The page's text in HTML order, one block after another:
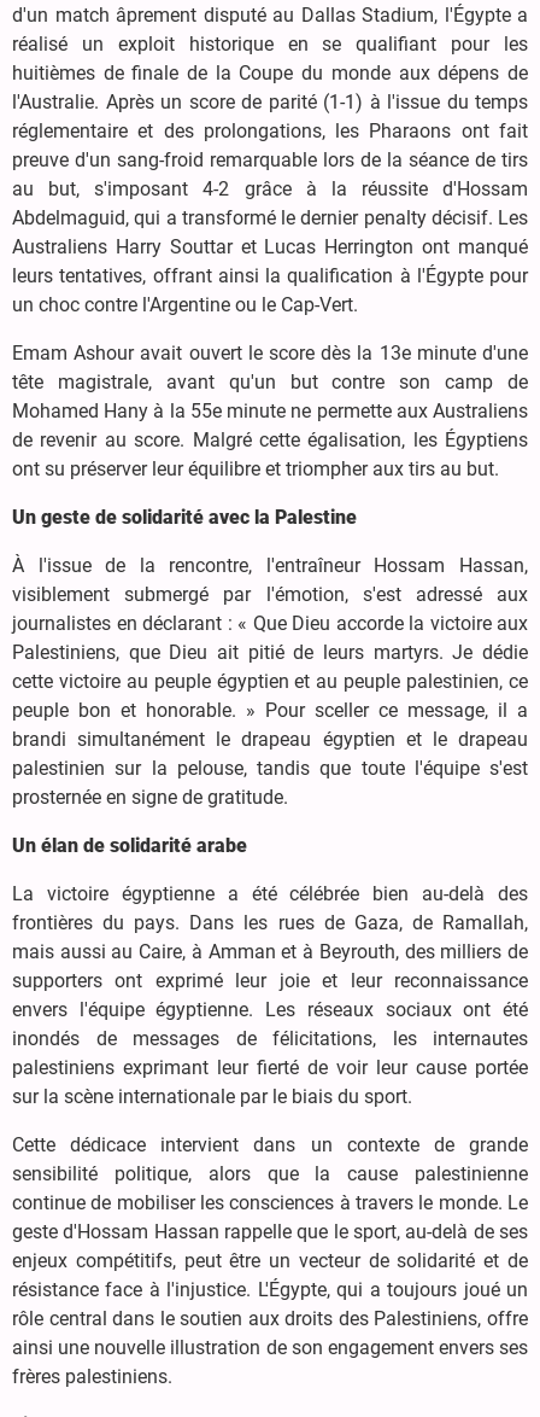
d'un match âprement disputé au Dallas Stadium, l'Égypte a
réalisé un exploit historique en se qualifiant pour les
huitièmes de finale de la Coupe du monde aux dépens de
l'Australie. Après un score de parité (1-1) à l'issue du temps
réglementaire et des prolongations, les Pharaons ont fait
preuve d'un sang-froid remarquable lors de la séance de tirs
au but, s'imposant 4-2 grâce à la réussite d'Hossam
Abdelmaguid, qui a transformé le dernier penalty décisif. Les
Australiens Harry Souttar et Lucas Herrington ont manqué
leurs tentatives, offrant ainsi la qualification à l'Égypte pour
un choc contre l'Argentine ou le Cap-Vert.
Emam Ashour avait ouvert le score dès la 13e minute d'une
tête magistrale, avant qu'un but contre son camp de
Mohamed Hany à la 55e minute ne permette aux Australiens
de revenir au score. Malgré cette égalisation, les Égyptiens
ont su préserver leur équilibre et triompher aux tirs au but.
Un geste de solidarité avec la Palestine
À l'issue de la rencontre, l'entraîneur Hossam Hassan,
visiblement submergé par l'émotion, s'est adressé aux
journalistes en déclarant : « Que Dieu accorde la victoire aux
Palestiniens, que Dieu ait pitié de leurs martyrs. Je dédie
cette victoire au peuple égyptien et au peuple palestinien, ce
peuple bon et honorable. » Pour sceller ce message, il a
brandi simultanément le drapeau égyptien et le drapeau
palestinien sur la pelouse, tandis que toute l'équipe s'est
prosternée en signe de gratitude.
Un élan de solidarité arabe
La victoire égyptienne a été célébrée bien au-delà des
frontières du pays. Dans les rues de Gaza, de Ramallah,
mais aussi au Caire, à Amman et à Beyrouth, des milliers de
supporters ont exprimé leur joie et leur reconnaissance
envers l'équipe égyptienne. Les réseaux sociaux ont été
inondés de messages de félicitations, les internautes
palestiniens exprimant leur fierté de voir leur cause portée
sur la scène internationale par le biais du sport.
Cette dédicace intervient dans un contexte de grande
sensibilité politique, alors que la cause palestinienne
continue de mobiliser les consciences à travers le monde. Le
geste d'Hossam Hassan rappelle que le sport, au-delà de ses
enjeux compétitifs, peut être un vecteur de solidarité et de
résistance face à l'injustice. L'Égypte, qui a toujours joué un
rôle central dans le soutien aux droits des Palestiniens, offre
ainsi une nouvelle illustration de son engagement envers ses
frères palestiniens.